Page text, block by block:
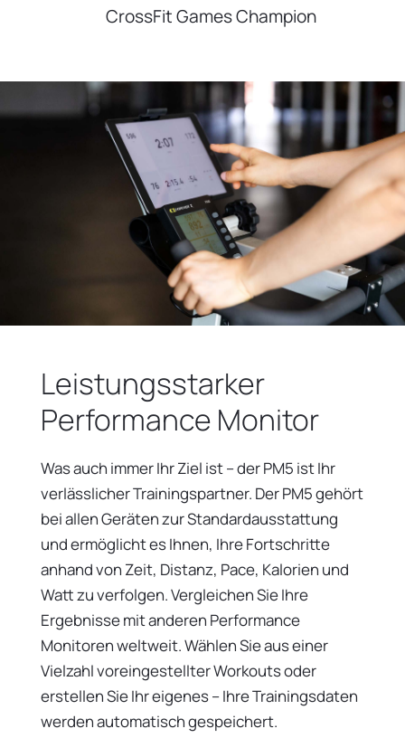
CrossFit Games Champion
Leistungsstarker
Performance Monitor
Was auch immer Ihr Ziel ist – der PM5 ist Ihr
verlässlicher Trainingspartner. Der PM5 gehört
bei allen Geräten zur Standardausstattung
und ermöglicht es Ihnen, Ihre Fortschritte
anhand von Zeit, Distanz, Pace, Kalorien und
Watt zu verfolgen. Vergleichen Sie Ihre
Ergebnisse mit anderen Performance
Monitoren weltweit. Wählen Sie aus einer
Vielzahl voreingestellter Workouts oder
erstellen Sie Ihr eigenes – Ihre Trainingsdaten
werden automatisch gespeichert.